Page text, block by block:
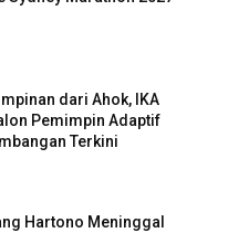
dari Ahok, IKA
Pemimpin Adaptif
Terkini
Hartono Meninggal